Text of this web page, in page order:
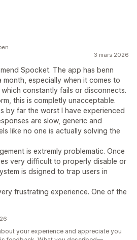
3 mars 2026
Spocket. The app has benn
especially when it comes to
constantly fails or disconnects.
this is completly unacceptable.
by far the worst I have experienced
are slow, generic and
like no one is actually solving the
is extremly problematic. Once
very difficult to properly disable or
is dsigned to trap users in
frustrating experience. One of the
your experience and appreciate you